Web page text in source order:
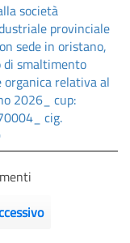
società
provinciale
sede in oristano,
di smaltimento
organica relativa al
2026_ cup:
cig.